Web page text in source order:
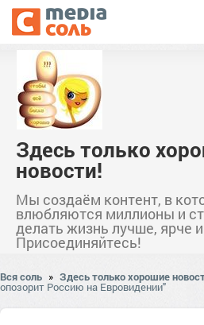
Здесь только
новости!
Мы создаём контент, в
влюбляются миллионы и
делать жизнь лучше, ярче
Присоединяйтесь!
Вся соль » Здесь только хорошие
опозорит Россию на Евровидении"